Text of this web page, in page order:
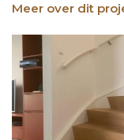
Meer over dit